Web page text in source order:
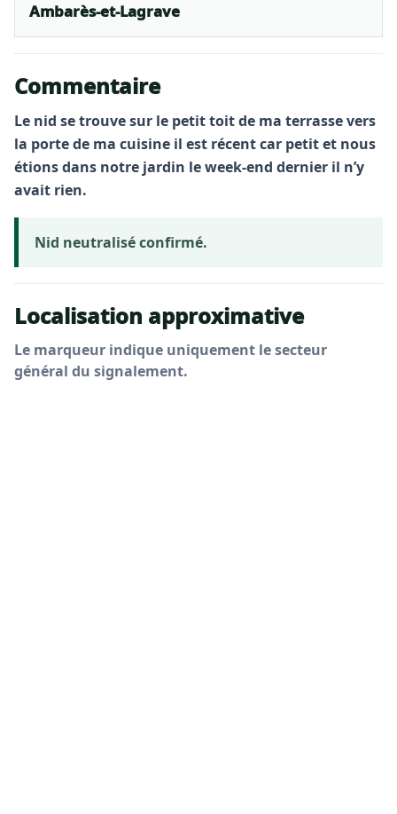
Ambarès-et-Lagrave
Commentaire
Le nid se trouve sur le petit toit de ma terrasse vers
la porte de ma cuisine il est récent car petit et nous
étions dans notre jardin le week-end dernier il n’y
avait rien.
Nid neutralisé confirmé.
Localisation approximative
Le marqueur indique uniquement le secteur
général du signalement.